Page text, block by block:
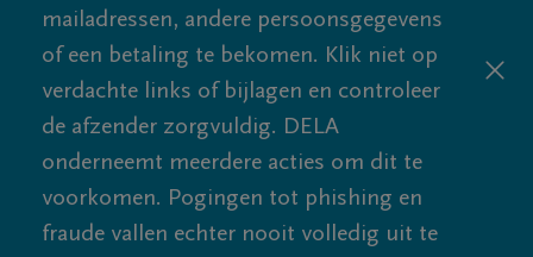
mailadressen, andere persoonsgegevens
of een betaling te bekomen. Klik niet op
verdachte links of bijlagen en controleer
de afzender zorgvuldig. DELA
onderneemt meerdere acties om dit te
voorkomen. Pogingen tot phishing en
fraude vallen echter nooit volledig uit te